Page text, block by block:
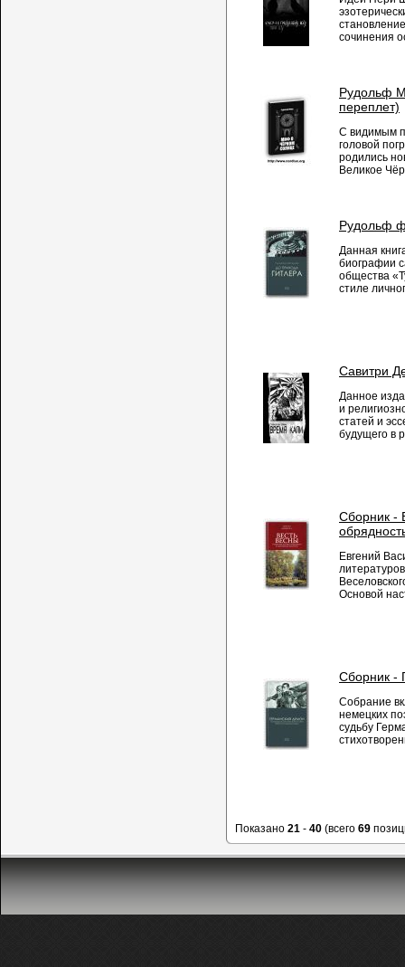
сочинения
Рудольф
переплет)
С видимым
головой
родились
Великое
Рудольф
Данная
биографии
общества
стиле
Савитри
Данное
и
статей и
будущего в
Сборник -
Евгений
Основой
Сборник -
Собрание
немецких
судьбу
Показано 21 - 40 (всего 69